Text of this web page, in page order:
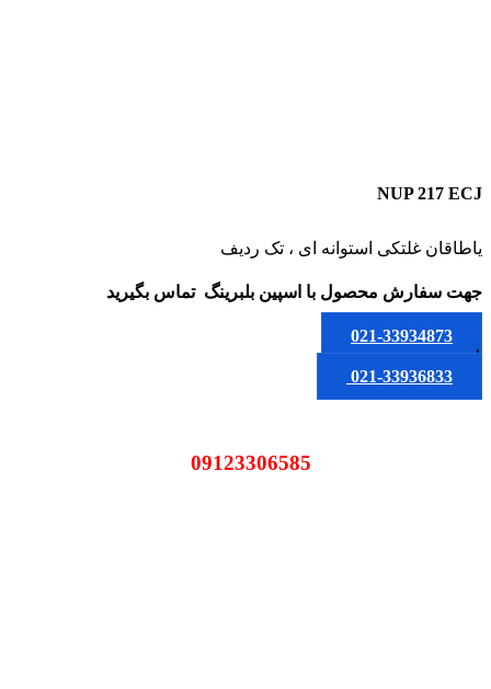
NUP 217 ECJ
یاطاقان غلتکی استوانه ای ، تک ردیف
جهت سفارش محصول با اسپین بلبرینگ تماس بگیرید
021-33934873
یا
021-33936833